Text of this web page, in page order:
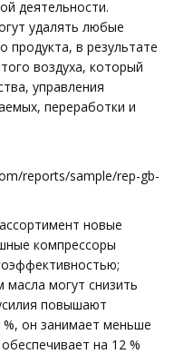
деятельности.
удалять любые
продукта, в результате
воздуха, который
управления
переработки и
reports/sample/rep-gb-
новые
компрессоры
могут снизить
повышают
он занимает меньше
на 12 %